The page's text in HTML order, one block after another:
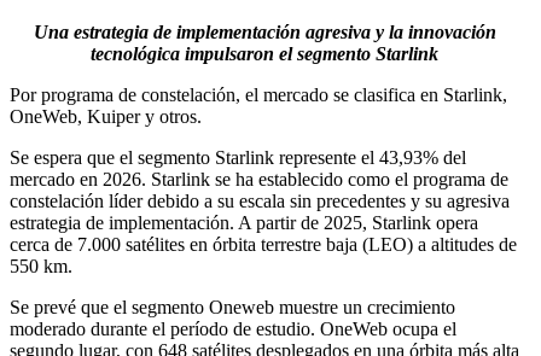
Una estrategia de implementación agresiva y la innovación
tecnológica impulsaron el segmento Starlink
Por programa de constelación, el mercado se clasifica en Starlink,
OneWeb, Kuiper y otros.
Se espera que el segmento Starlink represente el 43,93% del
mercado en 2026. Starlink se ha establecido como el programa de
constelación líder debido a su escala sin precedentes y su agresiva
estrategia de implementación. A partir de 2025, Starlink opera
cerca de 7.000 satélites en órbita terrestre baja (LEO) a altitudes de
550 km.
Se prevé que el segmento Oneweb muestre un crecimiento
moderado durante el período de estudio. OneWeb ocupa el
segundo lugar, con 648 satélites desplegados en una órbita más alta